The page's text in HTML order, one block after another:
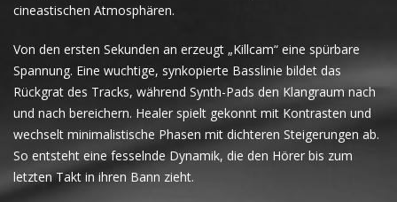
cineastischen Atmosphären.
Von den ersten Sekunden an erzeugt „Killcam“ eine spürbare
Spannung. Eine wuchtige, synkopierte Basslinie bildet das
Rückgrat des Tracks, während Synth-Pads den Klangraum nach
und nach bereichern. Healer spielt gekonnt mit Kontrasten und
wechselt minimalistische Phasen mit dichteren Steigerungen ab.
So entsteht eine fesselnde Dynamik, die den Hörer bis zum
letzten Takt in ihren Bann zieht.